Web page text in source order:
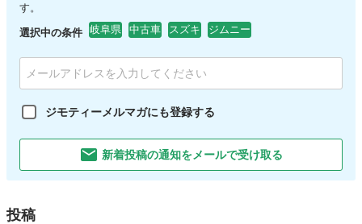
す。
選択中の条件 岐阜県 中古車 スズキ ジムニー
ジモティーメルマガにも登録する
新着投稿の通知をメールで受け取る
投稿